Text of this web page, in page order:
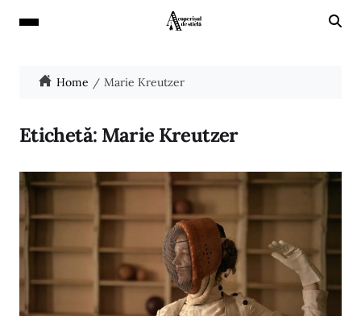
Home Marie Kreutzer
Etichetă: Marie Kreutzer